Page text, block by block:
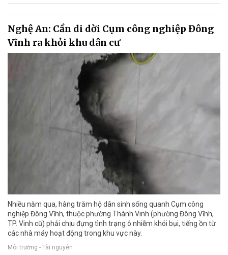
Nghệ An: Cần di dời Cụm công nghiệp Đông
Vĩnh ra khỏi khu dân cư
Nhiều năm qua, hàng trăm hộ dân sinh sống quanh Cụm công
nghiệp Đông Vĩnh, thuộc phường Thành Vinh (phường Đông Vĩnh,
TP. Vinh cũ) phải chịu đựng tình trạng ô nhiễm khói bụi, tiếng ồn từ
các nhà máy hoạt động trong khu vực này.
Môi trường - Tài nguyên